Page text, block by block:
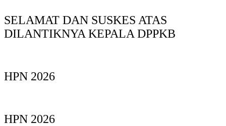
SELAMAT DAN SUSKES ATAS
DILANTIKNYA KEPALA DPPKB
HPN 2026
HPN 2026